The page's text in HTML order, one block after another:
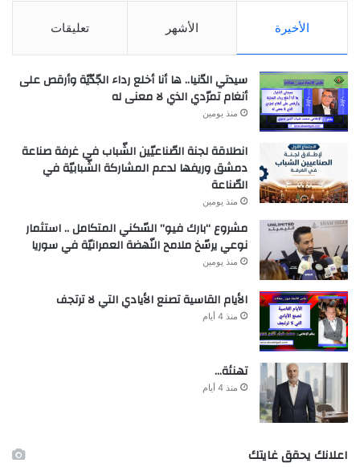
الأخيرة الأشهر تعليقات
سيدتي الدّنيا.. ها أنا أخلع رداء الجّدّيّة وأرقص على
أنغام تمرّدي الذي لا معنى له
منذ يومين
انطلاقة لجنة الصّناعيّين الشّباب في غرفة صناعة
دمشق وريفها لدعم المشاركة الشّبابيّة في
الصّناعة
منذ يومين
مشروع “بارك فيو” السّكني المتكامل .. استثمار
نوعي يرسّخ ملامح النّهضة العمرانيّة في سوريا
منذ يومين
الأيام القاسية تصنع الأيادي التي لا ترتجف
منذ 4 أيام
تهنئة…
منذ 4 أيام
اعلانك يحقق غايتك